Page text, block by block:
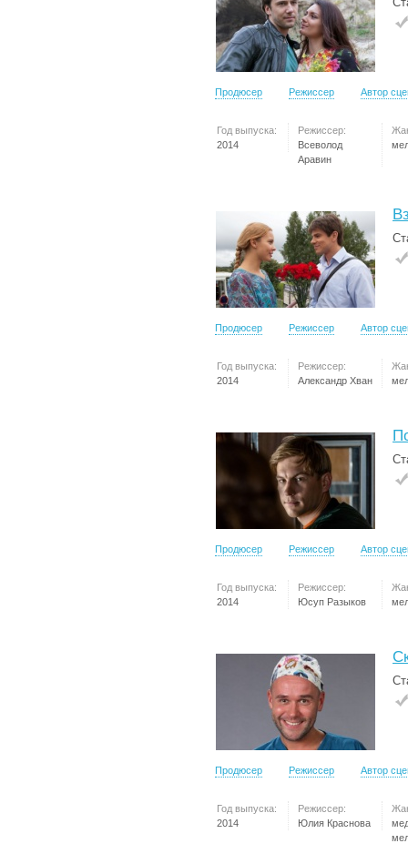
Продюсер Режиссер Автор
Год выпуска:
2014
Режиссер:
Всеволод
Аравин
Продюсер Режиссер Автор
Год выпуска:
2014
Режиссер:
Александр Хван
Продюсер Режиссер Автор
Год выпуска:
2014
Режиссер:
Юсуп Разыков
Продюсер Режиссер Автор
Год выпуска:
2014
Режиссер:
Юлия Краснова